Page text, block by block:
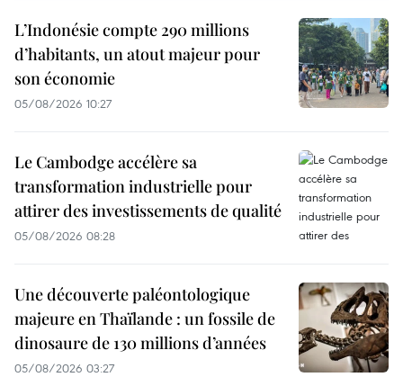
L’Indonésie compte 290 millions
d’habitants, un atout majeur pour
son économie
05/08/2026 10:27
Le Cambodge accélère sa
transformation industrielle pour
attirer des investissements de qualité
05/08/2026 08:28
Une découverte paléontologique
majeure en Thaïlande : un fossile de
dinosaure de 130 millions d’années
05/08/2026 03:27